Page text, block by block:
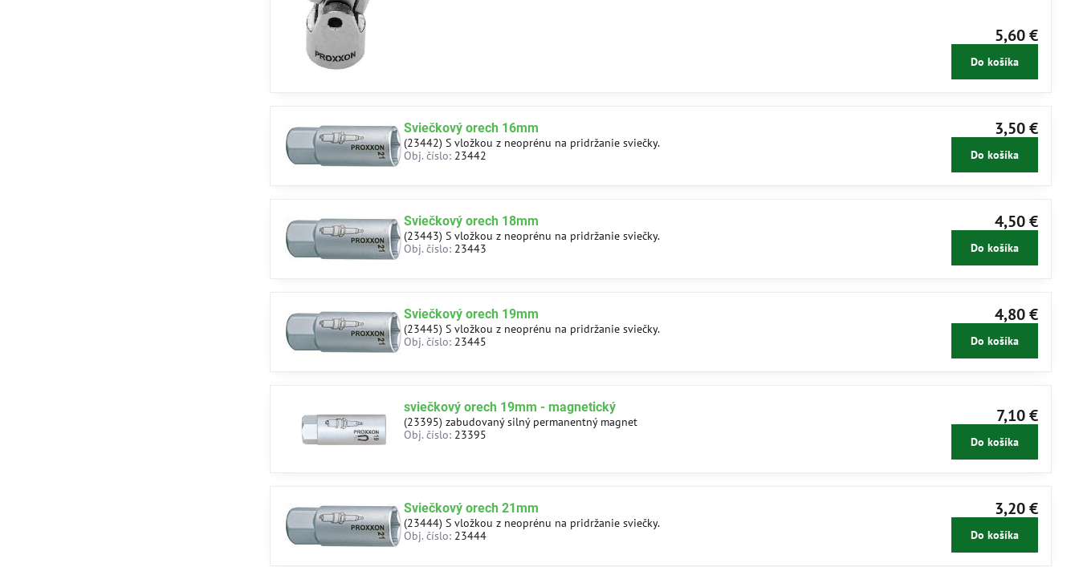
5,60 €
Do košíka
Sviečkový orech 16mm
(23442) S vložkou z neoprénu na pridržanie sviečky.
Obj. číslo: 23442
3,50 €
Do košíka
Sviečkový orech 18mm
(23443) S vložkou z neoprénu na pridržanie sviečky.
Obj. číslo: 23443
4,50 €
Do košíka
Sviečkový orech 19mm
(23445) S vložkou z neoprénu na pridržanie sviečky.
Obj. číslo: 23445
4,80 €
Do košíka
sviečkový orech 19mm - magnetický
(23395) zabudovaný silný permanentný magnet
Obj. číslo: 23395
7,10 €
Do košíka
Sviečkový orech 21mm
(23444) S vložkou z neoprénu na pridržanie sviečky.
Obj. číslo: 23444
3,20 €
Do košíka